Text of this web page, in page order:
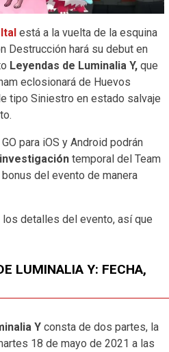
está a la vuelta de la esquina
Destrucción hará su debut en
Leyendas de Luminalia Y, que
eclosionará de Huevos
tipo Siniestro en estado salvaje
para iOS y Android podrán
temporal del Team
del evento de manera
detalles del evento, así que
LUMINALIA Y: FECHA,
Y consta de dos partes, la
18 de mayo de 2021 a las